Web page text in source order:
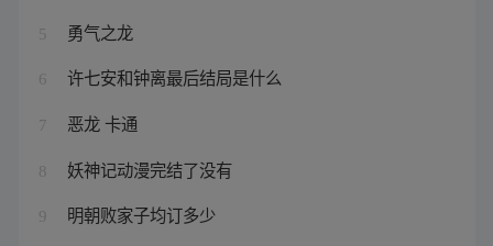
5 勇气之龙
6 许七安和钟离最后结局是什么
7 恶龙 卡通
8 妖神记动漫完结了没有
9 明朝败家子均订多少